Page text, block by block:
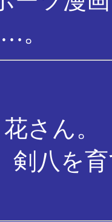
。
さん。
剣八を